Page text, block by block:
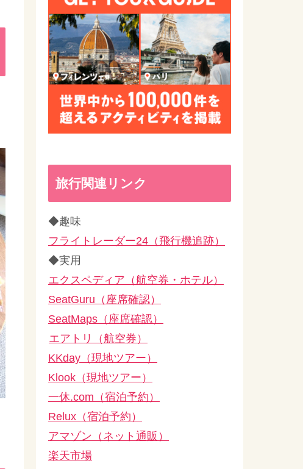
旅行関連リンク
◆趣味
フライトレーダー24（飛行機追跡）
◆実用
エクスペディア（航空券・ホテル）
SeatGuru（座席確認）
SeatMaps（座席確認）
エアトリ（航空券）
KKday（現地ツアー）
Klook（現地ツアー）
一休.com（宿泊予約）
Relux（宿泊予約）
アマゾン（ネット通販）
楽天市場